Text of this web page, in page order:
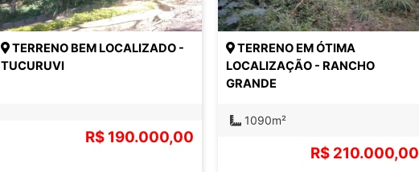
TERRENO BEM LOCALIZADO -
TUCURUVI
R$ 190.000,00
TERRENO EM ÓTIMA
LOCALIZAÇÃO - RANCHO
GRANDE
1090m²
R$ 210.000,00